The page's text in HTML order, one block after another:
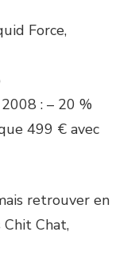
Force,
2008 : – 20 %
499 € avec
retrouver en
Chat,